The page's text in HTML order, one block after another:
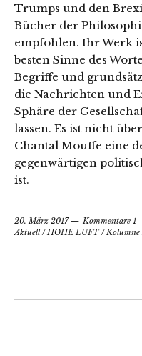
Trumps und den
Bücher der
empfohlen. Ihr Werk
besten Sinne des
Begriffe und
die Nachrichten und
Sphäre der
lassen. Es ist nicht
Chantal Mouffe eine
gegenwärtigen
ist.
20. März 2017
Kommentare 1
Aktuell/HOHE LUFT/Kolumne